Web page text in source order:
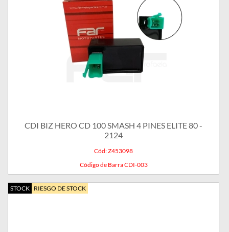
CDI BIZ HERO CD 100 SMASH 4 PINES ELITE 80 -
2124
Cód: Z453098
Código de Barra CDI-003
STOCK RIESGO DE STOCK